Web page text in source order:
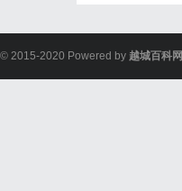
© 2015-2020 Powered by 越城百科网